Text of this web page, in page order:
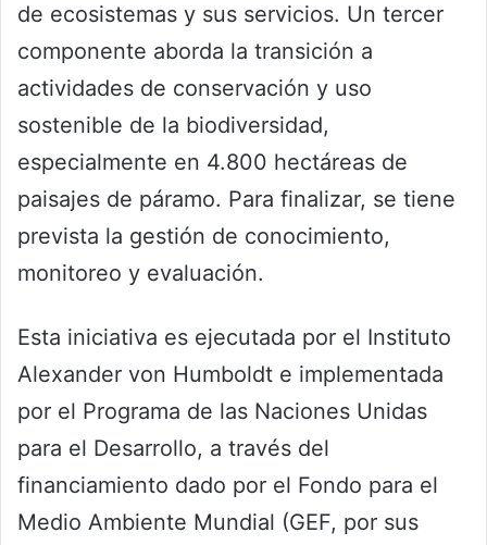
de ecosistemas y sus servicios. Un tercer
componente aborda la transición a
actividades de conservación y uso
sostenible de la biodiversidad,
especialmente en 4.800 hectáreas de
paisajes de páramo. Para finalizar, se tiene
prevista la gestión de conocimiento,
monitoreo y evaluación.
Esta iniciativa es ejecutada por el Instituto
Alexander von Humboldt e implementada
por el Programa de las Naciones Unidas
para el Desarrollo, a través del
financiamiento dado por el Fondo para el
Medio Ambiente Mundial (GEF, por sus